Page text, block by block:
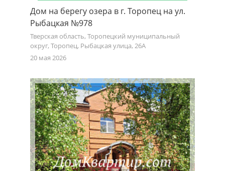
Дом на берегу озера в г. Торопец на ул.
Рыбацкая №978
Тверская область, Торопецкий муниципальный
округ, Торопец, Рыбацкая улица, 26А
20 мая 2026